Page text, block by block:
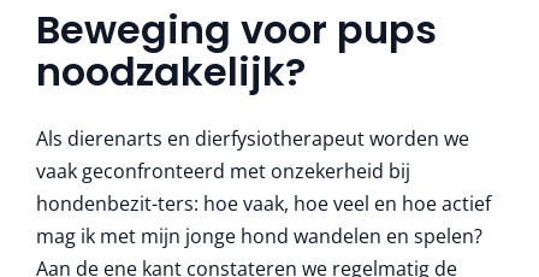
Beweging voor pups
noodzakelijk?
Als dierenarts en dierfysiotherapeut worden we
vaak geconfronteerd met onzekerheid bij
hondenbezit-ters: hoe vaak, hoe veel en hoe actief
mag ik met mijn jonge hond wandelen en spelen?
Aan de ene kant constateren we regelmatig de